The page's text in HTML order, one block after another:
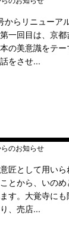
からリニューア
一回目は、京
の美意識をテ
をさせ...
のお知らせ
匠として用い
とから、いの
す。大覚寺にも
、売店...